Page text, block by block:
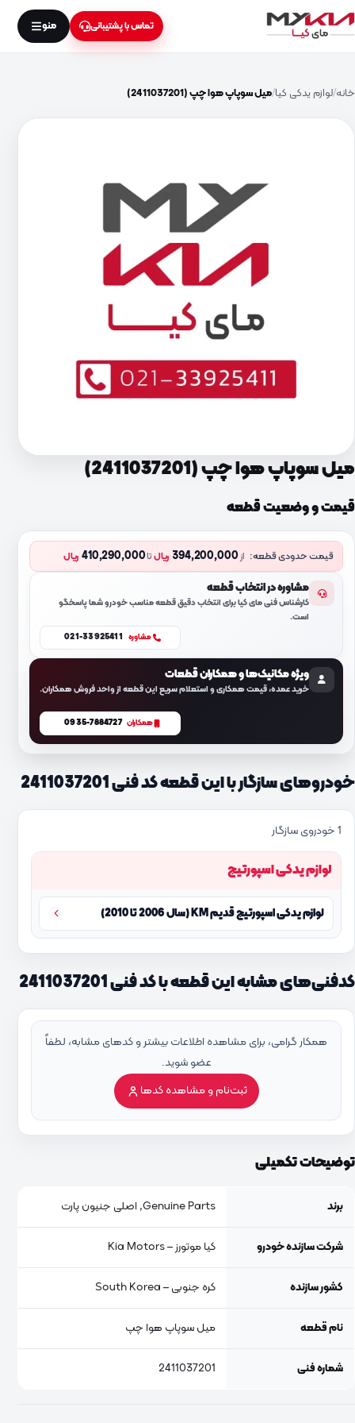
تماس با پشتیبانی منو
خانه لوازم یدکی کیا میل سوپاپ هوا چپ (2411037201)
میل سوپاپ هوا چپ (2411037201)
قیمت و وضعیت قطعه
قیمت حدودی قطعه: از394,200,000 ریالتا410,290,000 ریال
مشاوره در انتخاب قطعه
کارشناس فنی مای کیا برای انتخاب دقیق قطعه مناسب خودرو شما پاسخگو
است.
مشاوره 021-33925411
ویژه مکانیک‌ها و همکاران قطعات
خرید عمده، قیمت همکاری و استعلام سریع این قطعه از واحد فروش همکاران.
همکاران 0935-7884727
خودروهای سازگار با این قطعه کد فنی 2411037201
1 خودروی سازگار
لوازم یدکی اسپورتیج
لوازم یدکی اسپورتیج قدیم KM (سال 2006 تا 2010)
کدفنی‌های مشابه این قطعه با کد فنی 2411037201
همکار گرامی، برای مشاهده اطلاعات بیشتر و کدهای مشابه، لطفاً
عضو شوید.
ثبت‌نام و مشاهده کدها
توضیحات تکمیلی
برند Genuine Parts, اصلی جنیون پارت
شرکت سازنده خودرو کیا موتورز – Kia Motors
کشور سازنده کره جنوبی – South Korea
نام قطعه میل سوپاپ هوا چپ
شماره فنی 2411037201